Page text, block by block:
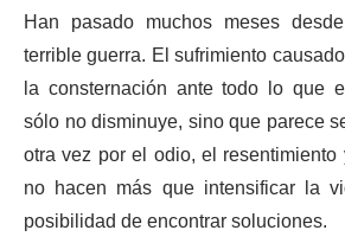
Han pasado muchos meses
terrible guerra. El sufrimiento
la consternación ante todo lo que
sólo no disminuye, sino que parece
otra vez por el odio, el
no hacen más que intensificar la
posibilidad de encontrar soluciones.